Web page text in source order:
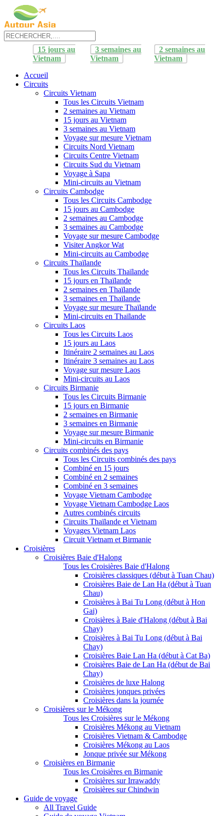
15 jours au
Vietnam
3 semaines au
Vietnam
2 semaines au
Vietnam
Accueil
Circuits
Circuits Vietnam
Tous les Circuits Vietnam
2 semaines au Vietnam
15 jours au Vietnam
3 semaines au Vietnam
Voyage sur mesure Vietnam
Circuits Nord Vietnam
Circuits Centre Vietnam
Circuits Sud du Vietnam
Voyage à Sapa
Mini-circuits au Vietnam
Circuits Cambodge
Tous les Circuits Cambodge
15 jours au Cambodge
2 semaines au Cambodge
3 semaines au Cambodge
Voyage sur mesure Cambodge
Visiter Angkor Wat
Mini-circuits au Cambodge
Circuits Thaïlande
Tous les Circuits Thaïlande
15 jours en Thaïlande
2 semaines en Thaïlande
3 semaines en Thaïlande
Voyage sur mesure Thaïlande
Mini-circuits en Thaïlande
Circuits Laos
Tous les Circuits Laos
15 jours au Laos
Itinéraire 2 semaines au Laos
Itinéraire 3 semaines au Laos
Voyage sur mesure Laos
Mini-circuits au Laos
Circuits Birmanie
Tous les Circuits Birmanie
15 jours en Birmanie
2 semaines en Birmanie
3 semaines en Birmanie
Voyage sur mesure Birmanie
Mini-circuits en Birmanie
Circuits combinés des pays
Tous les Circuits combinés des pays
Combiné en 15 jours
Combiné en 2 semaines
Combiné en 3 semaines
Voyage Vietnam Cambodge
Voyage Vietnam Cambodge Laos
Autres combinés circuits
Circuits Thaïlande et Vietnam
Voyages Vietnam Laos
Circuit Vietnam et Birmanie
Croisières
Croisières Baie d'Halong
Tous les Croisières Baie d'Halong
Croisières classiques (début à Tuan Chau)
Croisières Baie de Lan Ha (début à Tuan
Chau)
Croisières à Bai Tu Long (début à Hon
Gai)
Croisières à Baie d'Halong (début à Bai
Chay)
Croisières à Bai Tu Long (début à Bai
Chay)
Croisières Baie Lan Ha (début à Cat Ba)
Croisières Baie de Lan Ha (début de Bai
Chay)
Croisières de luxe Halong
Croisières jonques privées
Croisières dans la journée
Croisières sur le Mékong
Tous les Croisières sur le Mékong
Croisières Mékong au Vietnam
Croisières Vietnam & Cambodge
Croisières Mékong au Laos
Jonque privée sur Mékong
Croisières en Birmanie
Tous les Croisières en Birmanie
Croisières sur Irrawaddy
Croisières sur Chindwin
Guide de voyage
All Travel Guide